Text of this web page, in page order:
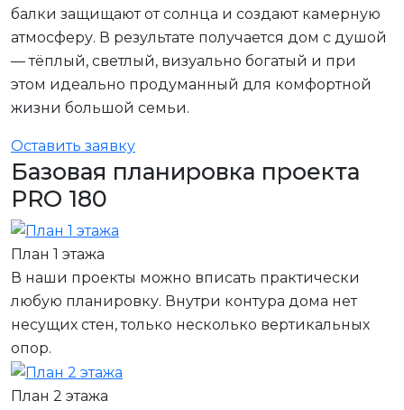
балки защищают от солнца и создают камерную
атмосферу. В результате получается дом с душой
— тёплый, светлый, визуально богатый и при
этом идеально продуманный для комфортной
жизни большой семьи.
Оставить заявку
Базовая планировка проекта
PRO 180
План 1 этажа
В наши проекты можно вписать практически
любую планировку. Внутри контура дома нет
несущих стен, только несколько вертикальных
опор.
План 2 этажа